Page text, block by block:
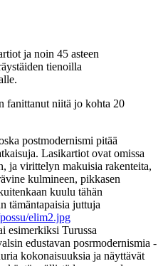
ja noin 45 asteen
tienoilla
fanittanut niitä jo kohta 20
postmodernismi pitää
Lasikartiot ovat omissa
ja virittelyn makuisia rakenteita,
kulmineen, pikkasen
kuulu tähän
tämäntapaisia juttuja
elim2.jpg
esimerkiksi Turussa
edustavan posrmodernismia -
kokonaisuuksia ja näyttävät